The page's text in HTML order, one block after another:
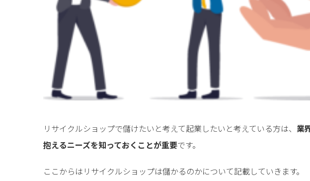
リサイクルショップで儲けたいと考えて起業したいと考えている方は、 業
抱えるニーズを知っておくことが重要です。
ここからはリサイクルショップは儲かるのかについて記載していきます。